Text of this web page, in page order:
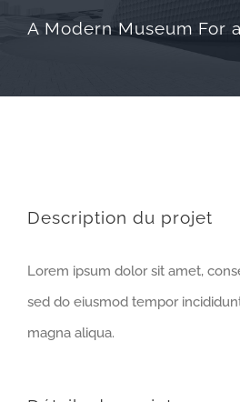
A Modern Museum For
Description du projet
Lorem ipsum dolor sit amet,
sed do eiusmod tempor
magna aliqua.